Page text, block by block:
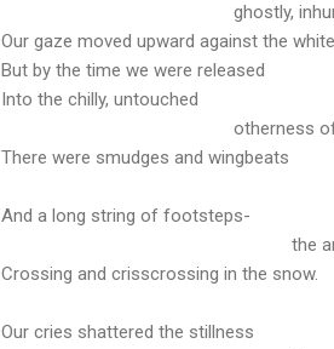
ghostly,
Our gaze moved upward against the
But by the time we were released
Into the chilly, untouched
otherness
There were smudges and wingbeats
And a long string of footsteps-
the
Crossing and crisscrossing in the snow.
Our cries shattered the stillness